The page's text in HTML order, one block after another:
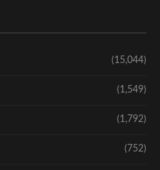
(15,044)
(1,549)
(1,792)
(752)